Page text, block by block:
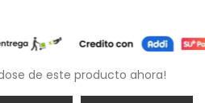
de este producto ahora!